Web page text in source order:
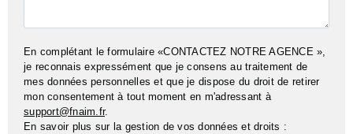
En complétant le formulaire «CONTACTEZ NOTRE AGENCE »,
je reconnais expressément que je consens au traitement de
mes données personnelles et que je dispose du droit de retirer
mon consentement à tout moment en m'adressant à
support@fnaim.fr.
En savoir plus sur la gestion de vos données et droits :